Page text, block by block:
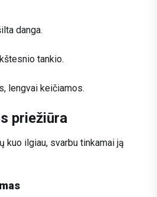
danga.
tankio.
lengvai keičiamos.
priežiūra
kuo ilgiau, svarbu tinkamai ją